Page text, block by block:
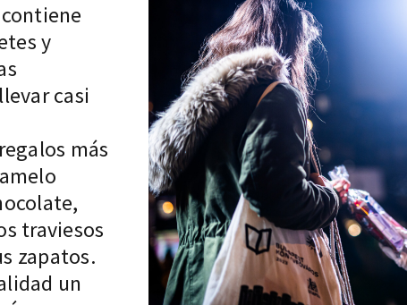
y
casi
más
traviesos
zapatos.
un